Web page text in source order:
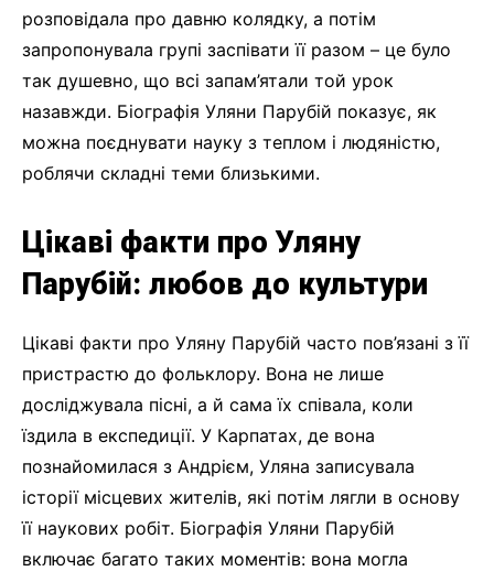
розповідала про давню колядку, а потім
запропонувала групі заспівати її разом – це було
так душевно, що всі запам’ятали той урок
назавжди. Біографія Уляни Парубій показує, як
можна поєднувати науку з теплом і людяністю,
роблячи складні теми близькими.
Цікаві факти про Уляну
Парубій: любов до культури
Цікаві факти про Уляну Парубій часто пов’язані з її
пристрастю до фольклору. Вона не лише
досліджувала пісні, а й сама їх співала, коли
їздила в експедиції. У Карпатах, де вона
познайомилася з Андрієм, Уляна записувала
історії місцевих жителів, які потім лягли в основу
її наукових робіт. Біографія Уляни Парубій
включає багато таких моментів: вона могла